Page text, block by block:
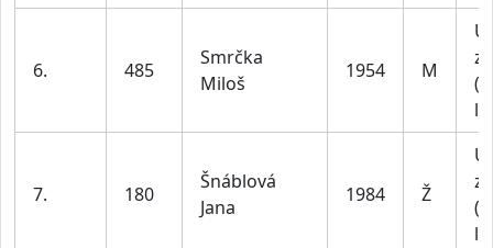
6. 485
Smrčka
Miloš
1954 M
7. 180
Šnáblová
Jana
1984 Ž